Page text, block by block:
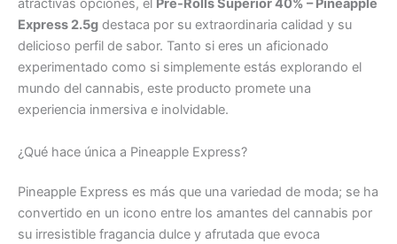
atractivas opciones, el Pre-Rolls Superior 40% – Pineapple
Express 2.5g destaca por su extraordinaria calidad y su
delicioso perfil de sabor. Tanto si eres un aficionado
experimentado como si simplemente estás explorando el
mundo del cannabis, este producto promete una
experiencia inmersiva e inolvidable.
¿Qué hace única a Pineapple Express?
Pineapple Express es más que una variedad de moda; se ha
convertido en un icono entre los amantes del cannabis por
su irresistible fragancia dulce y afrutada que evoca